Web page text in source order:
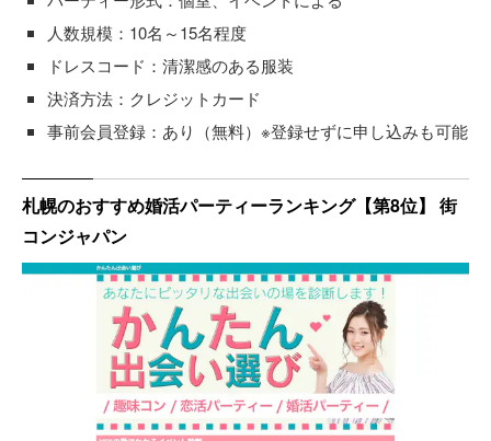
人数規模：10名～15名程度
ドレスコード：清潔感のある服装
決済方法：クレジットカード
事前会員登録：あり（無料）※登録せずに申し込みも可能
札幌のおすすめ婚活パーティーランキング【第8位】 街
コンジャパン